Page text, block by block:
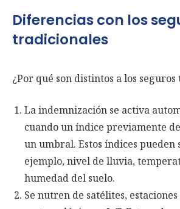
Diferencias con los
tradicionales
¿Por qué son distintos a los
La indemnización se activa
cuando un índice previamente
un umbral. Estos índices pueden
ejemplo, nivel de lluvia,
humedad del suelo.
Se nutren de satélites, estaciones